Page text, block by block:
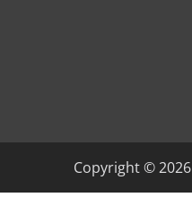
Copyright ©2026